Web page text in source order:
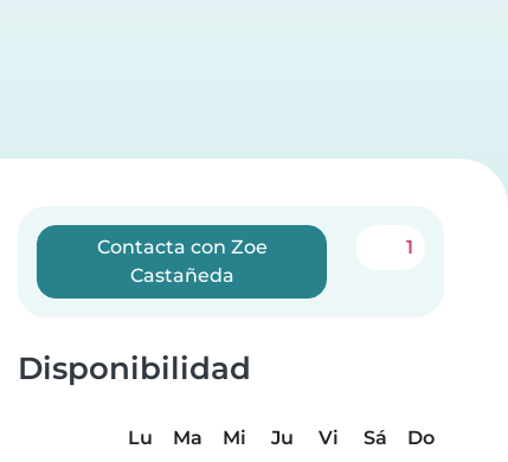
Contacta con Zoe
Castañeda
1
Disponibilidad
Lu Ma Mi Ju Vi Sá
Do